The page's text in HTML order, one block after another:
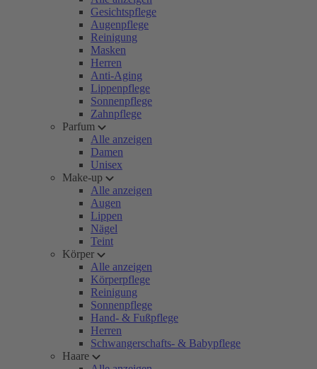
Gesichtspflege
Augenpflege
Reinigung
Masken
Herren
Anti-Aging
Lippenpflege
Sonnenpflege
Zahnpflege
Parfum
Alle anzeigen
Damen
Unisex
Make-up
Alle anzeigen
Augen
Lippen
Nägel
Teint
Körper
Alle anzeigen
Körperpflege
Reinigung
Sonnenpflege
Hand- & Fußpflege
Herren
Schwangerschafts- & Babypflege
Haare